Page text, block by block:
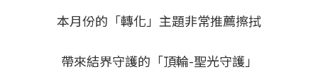
本月份的「轉化」主題非常推薦擦拭
帶來結界守護的「頂輪-聖光守護」